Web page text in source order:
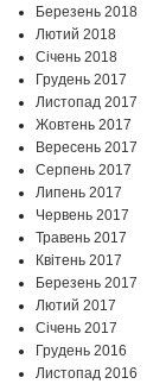
Березень 2018
Лютий 2018
Січень 2018
Грудень 2017
Листопад 2017
Жовтень 2017
Вересень 2017
Серпень 2017
Липень 2017
Червень 2017
Травень 2017
Квітень 2017
Березень 2017
Лютий 2017
Січень 2017
Грудень 2016
Листопад 2016